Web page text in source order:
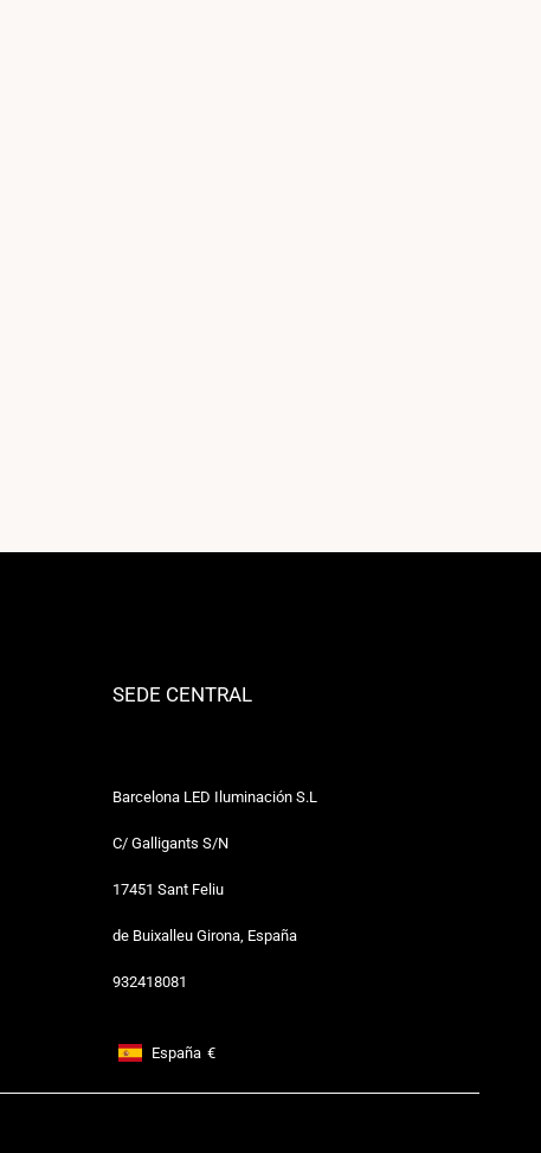
SEDE CENTRAL
Barcelona LED Iluminación S.L
C/ Galligants S/N
17451 Sant Feliu
de Buixalleu Girona, España
932418081
Footer: España, €
España €